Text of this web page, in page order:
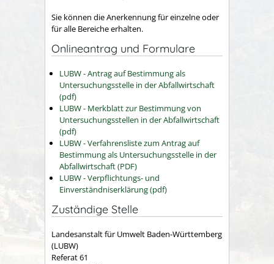
Sie können die Anerkennung für einzelne oder
für alle Bereiche erhalten.
Onlineantrag und Formulare
LUBW - Antrag auf Bestimmung als
Untersuchungsstelle in der Abfallwirtschaft
(pdf)
LUBW - Merkblatt zur Bestimmung von
Untersuchungsstellen in der Abfallwirtschaft
(pdf)
LUBW - Verfahrensliste zum Antrag auf
Bestimmung als Untersuchungsstelle in der
Abfallwirtschaft (PDF)
LUBW - Verpflichtungs- und
Einverständniserklärung (pdf)
Zuständige Stelle
Landesanstalt für Umwelt Baden-Württemberg
(LUBW)
Referat 61